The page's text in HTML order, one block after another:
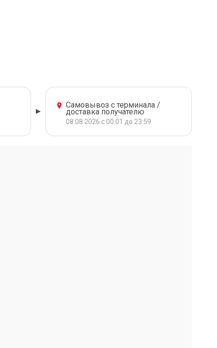
Самовывоз с терминала /
доставка получателю
08.08.2026 с 00:01 до 23:59